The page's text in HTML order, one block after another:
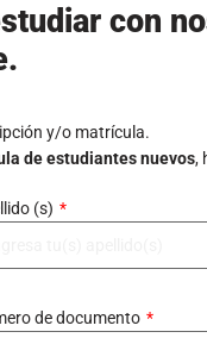
con
y/o matrícula.
de estudiantes nuevos,
(s)
de documento